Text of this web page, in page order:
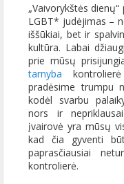
„Vaivorykštės
LGBT* judėjimas –
iššūkiai, bet ir
kultūra. Labai
prie mūsų
tarnyba
pradėsime trumpu
kodėl svarbu
nors ir
įvairovė yra mūsų
kad čia gyventi
paprasčiausiai
kontrolierė.